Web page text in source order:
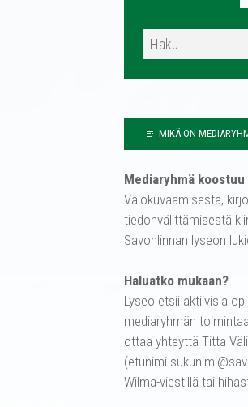
MIKÄ ON
Mediaryhmä koostuu
Valokuvaamisesta,
tiedonvälittämisestä
Savonlinnan lyseon
Haluatko mukaan?
Lyseo etsii aktiivisia
mediaryhmän
ottaa yhteyttä Titta
Wilma-viestillä tai